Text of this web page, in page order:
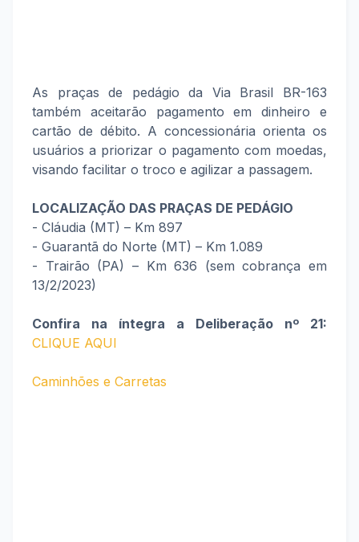
As praças de pedágio da Via Brasil BR-163
também aceitarão pagamento em dinheiro e
cartão de débito. A concessionária orienta os
usuários a priorizar o pagamento com moedas,
visando facilitar o troco e agilizar a passagem.
LOCALIZAÇÃO DAS PRAÇAS DE PEDÁGIO
- Cláudia (MT) – Km 897
- Guarantã do Norte (MT) – Km 1.089
- Trairão (PA) – Km 636 (sem cobrança em
13/2/2023)
Confira na íntegra a Deliberação nº 21:
CLIQUE AQUI
Caminhões e Carretas